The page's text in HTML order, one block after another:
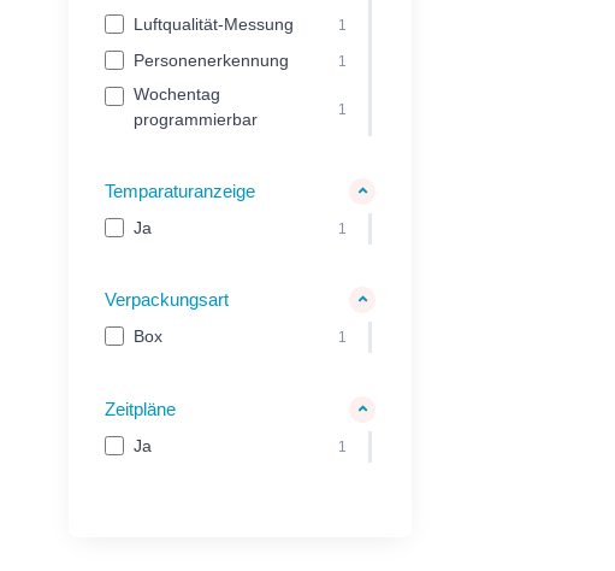
Luftqualität-Messung 1
Personenerkennung 1
Wochentag
programmierbar
1
Temparaturanzeige
Ja 1
Verpackungsart
Box 1
Zeitpläne
Ja 1